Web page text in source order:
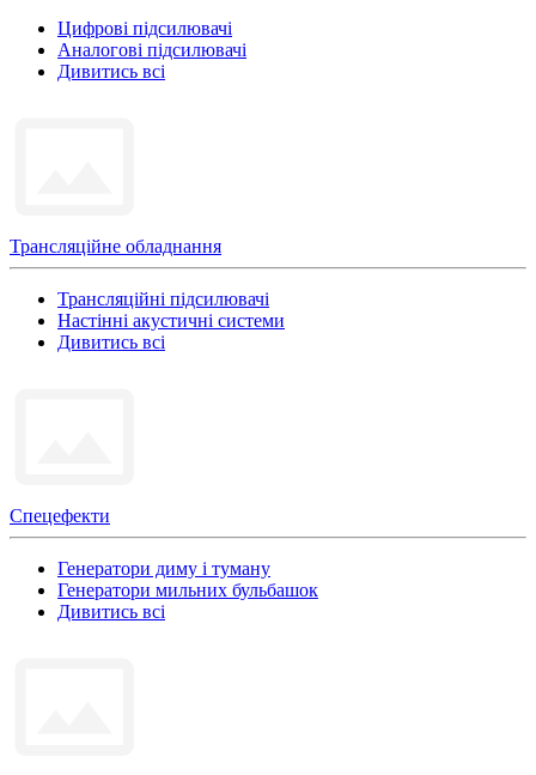
Цифрові підсилювачі
Аналогові підсилювачі
Дивитись всі
Трансляційне обладнання
Трансляційні підсилювачі
Настінні акустичні системи
Дивитись всі
Спецефекти
Генератори диму і туману
Генератори мильних бульбашок
Дивитись всі